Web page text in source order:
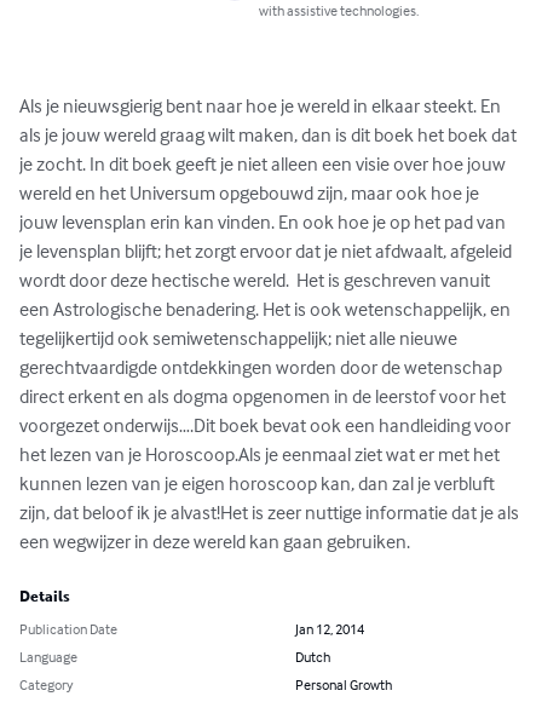
with assistive technologies.
Als je nieuwsgierig bent naar hoe je wereld in elkaar steekt. En
als je jouw wereld graag wilt maken, dan is dit boek het boek dat
je zocht. In dit boek geeft je niet alleen een visie over hoe jouw
wereld en het Universum opgebouwd zijn, maar ook hoe je
jouw levensplan erin kan vinden. En ook hoe je op het pad van
je levensplan blijft; het zorgt ervoor dat je niet afdwaalt, afgeleid
wordt door deze hectische wereld.  Het is geschreven vanuit
een Astrologische benadering. Het is ook wetenschappelijk, en
tegelijkertijd ook semiwetenschappelijk; niet alle nieuwe
gerechtvaardigde ontdekkingen worden door de wetenschap
direct erkent en als dogma opgenomen in de leerstof voor het
voorgezet onderwijs….Dit boek bevat ook een handleiding voor
het lezen van je Horoscoop.Als je eenmaal ziet wat er met het
kunnen lezen van je eigen horoscoop kan, dan zal je verbluft
zijn, dat beloof ik je alvast!Het is zeer nuttige informatie dat je als
een wegwijzer in deze wereld kan gaan gebruiken.
Details
Publication Date
Jan 12, 2014
Language
Dutch
Category
Personal Growth